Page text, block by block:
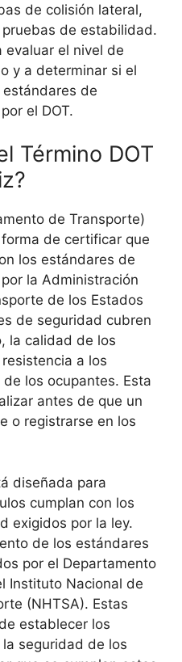
de colisión lateral,
de estabilidad.
evaluar el nivel de
y a determinar si el
de
el DOT.
Término DOT
de Transporte)
de certificar que
los estándares de
la Administración
de los Estados
de seguridad cubren
la calidad de los
a los
los ocupantes. Esta
antes de que un
o registrarse en los
diseñada para
cumplan con los
exigidos por la ley.
de los estándares
por el Departamento
Instituto Nacional de
(NHTSA). Estas
establecer los
seguridad de los